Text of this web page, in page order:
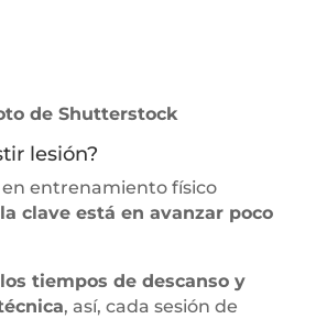
de Shutterstock
lesión?
en entrenamiento físico
la clave está en avanzar poco
tiempos de descanso y
, así, cada sesión de